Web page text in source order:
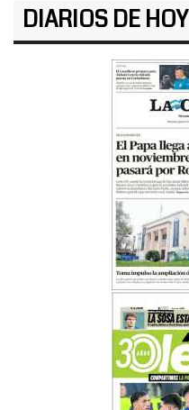
DIARIOS DE HOY